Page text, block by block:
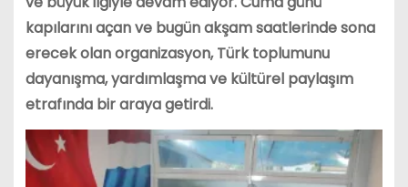
kapılarını açan ve bugün akşam saatlerinde sona
erecek olan organizasyon, Türk toplumunu
dayanışma, yardımlaşma ve kültürel paylaşım
etrafında bir araya getirdi.